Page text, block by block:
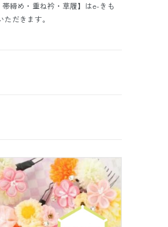
締め・重ね衿・草履】はe-きも
だきます。